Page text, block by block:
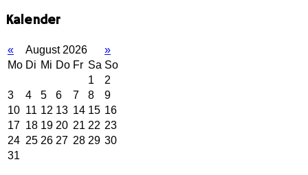
Kalender
« August 2026
»
Mo Di Mi Do Fr Sa So
1
2
3
4 5 6 7 8
9
10 11 12 13 14 15 16
17 18 19 20 21 22 23
24 25 26 27 28 29 30
31